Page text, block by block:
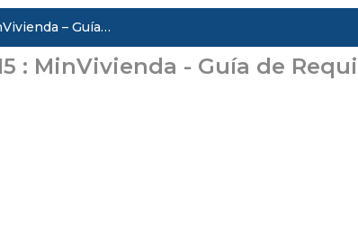
– Guía…
: MinVivienda - Guía de